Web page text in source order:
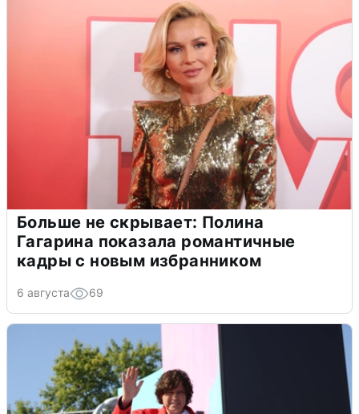
Больше не скрывает: Полина
Гагарина показала романтичные
кадры с новым избранником
6 августа 69